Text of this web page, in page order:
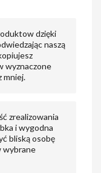
dzięki
naszą
wyznaczone
mniej.
zrealizowania
i wygodna
bliską osobę
wybrane